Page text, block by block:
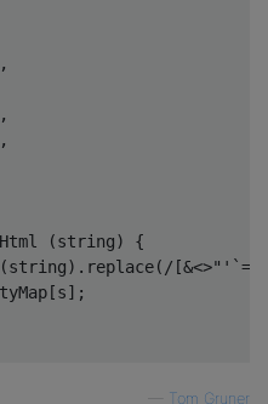
,
,
,
(string)
{
(string). replace( /
[s];
Tom Gruner